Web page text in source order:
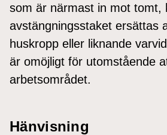
som är närmast in mot tomt,
avstängningsstaket ersättas
huskropp eller liknande
är omöjligt för utomstående
arbetsområdet.
Hänvisning